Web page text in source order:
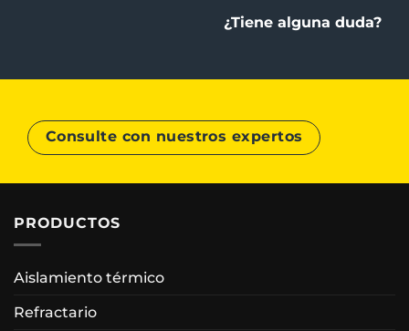
¿Tiene alguna duda?
Consulte con nuestros expertos
PRODUCTOS
Aislamiento térmico
Refractario